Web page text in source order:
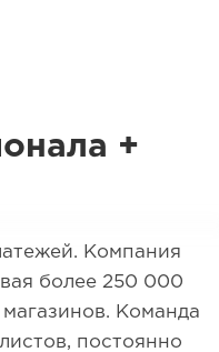
+
Компания
более 250 000
Команда
постоянно